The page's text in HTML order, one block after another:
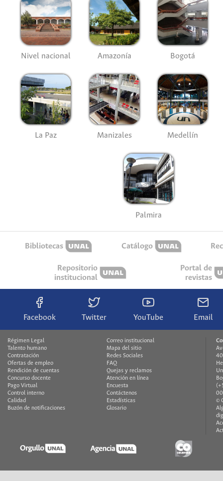
Nivel nacional Amazonía Bogotá
La Paz Manizales Medellín
Palmira
Bibliotecas Catálogo
Repositorio
institucional
Portal de
revistas
Facebook Twitter YouTube Email
Régimen Legal
Talento humano
Contratación
Ofertas de empleo
Rendición de cuentas
Concurso docente
Pago Virtual
Control interno
Calidad
Buzón de notificaciones
Correo institucional
Mapa del sitio
Redes Sociales
FAQ
Quejas y reclamos
Atención en línea
Encuesta
Contáctenos
Estadísticas
Glosario
©